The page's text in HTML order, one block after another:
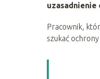
uzasadnienie
Pracownik,
szukać